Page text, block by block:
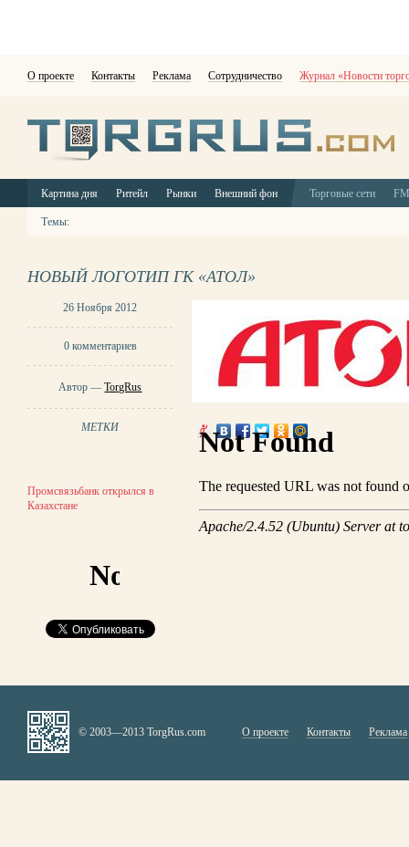
О проекте Контакты Реклама Сотрудничество Журнал «Новости
Картина дня Ритейл Рынки Внешний фон Торговые сети
Темы:
НОВЫЙ ЛОГОТИП ГК «АТОЛ»
26 Ноября 2012
0 комментариев
Автор —TorgRus
МЕТКИ
Промсвязьбанк открылся в
Казахстане
© 2003—2013 TorgRus.com О проекте Контакты Реклама